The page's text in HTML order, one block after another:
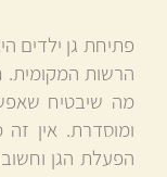
פתיחת גן ילדים
הרשות המקומית.
מה שיבטיח
ומוסדרת. אין
הפעלת הגן